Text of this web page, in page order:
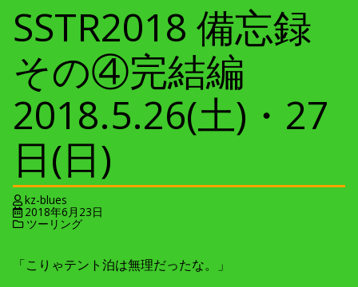
SSTR2018 備忘録
その④完結編
2018.5.26(土)・27
日(日)
kz-blues
2018年6月23日
ツーリング
「こりゃテント泊は無理だったな。」